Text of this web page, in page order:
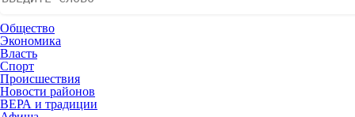
Общество
Экономика
Власть
Спорт
Происшествия
Новости районов
ВЕРА и традиции